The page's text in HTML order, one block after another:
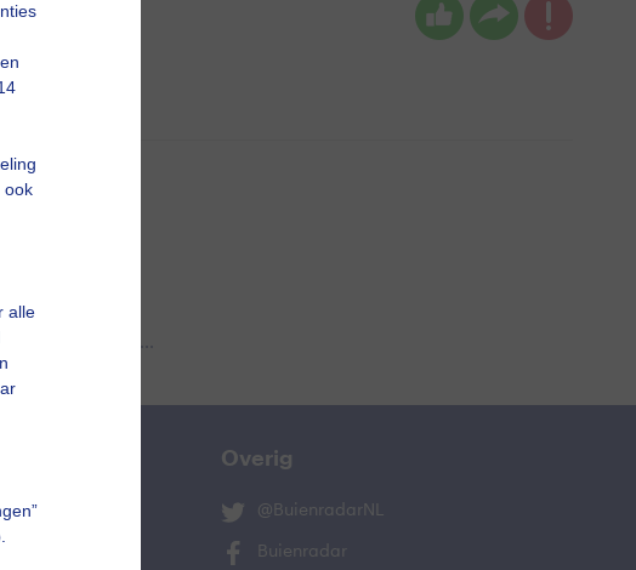
ook
alle
geduld aub...
Overig
@BuienradarNL
Buienradar